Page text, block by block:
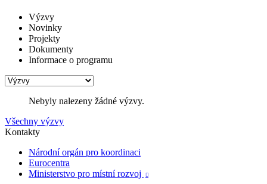
Výzvy
Novinky
Projekty
Dokumenty
Informace o programu
Nebyly nalezeny žádné výzvy.
Všechny výzvy
Kontakty
Národní orgán pro koordinaci
Eurocentra
Ministerstvo pro místní rozvoj
